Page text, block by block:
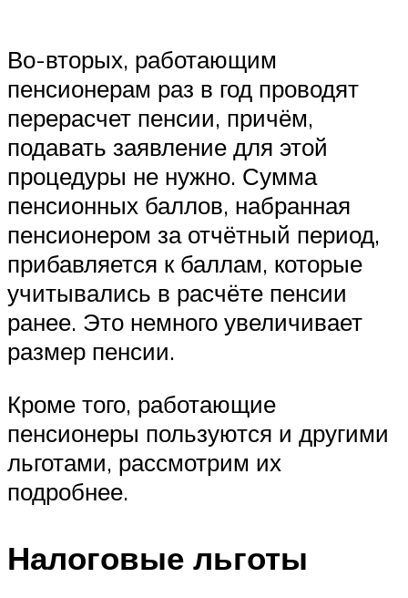
Во-вторых, работающим
пенсионерам раз в год проводят
перерасчет пенсии, причём,
подавать заявление для этой
процедуры не нужно. Сумма
пенсионных баллов, набранная
пенсионером за отчётный период,
прибавляется к баллам, которые
учитывались в расчёте пенсии
ранее. Это немного увеличивает
размер пенсии.
Кроме того, работающие
пенсионеры пользуются и другими
льготами, рассмотрим их
подробнее.
Налоговые льготы